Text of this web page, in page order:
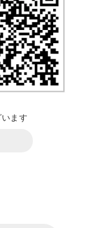
ます